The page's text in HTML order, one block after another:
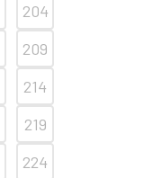
204
209
214
219
224